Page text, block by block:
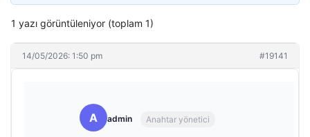
1 yazı görüntüleniyor (toplam 1)
14/05/2026: 1:50 pm #19141
A admin Anahtar yönetici